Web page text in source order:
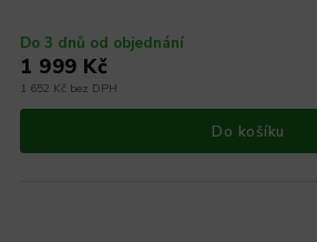
Do 3 dnů od objednání
1 652 Kč bez DPH
1 999 Kč
Do košíku